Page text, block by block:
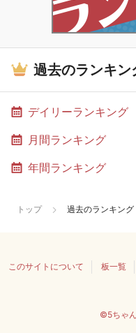
過去のランキン
デイリーランキング
月間ランキング
年間ランキング
トップ 過去のランキング
このサイトについて 板一覧
©5ちゃ